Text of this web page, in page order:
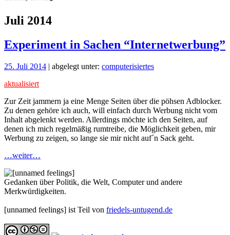
Juli 2014
Experiment in Sachen “Internetwerbung”
25. Juli 2014 | abgelegt unter: computerisiertes
aktualisiert
Zur Zeit jammern ja eine Menge Seiten über die pöhsen Adblocker.
Zu denen gehöre ich auch, will einfach durch Werbung nicht vom
Inhalt abgelenkt werden. Allerdings möchte ich den Seiten, auf
denen ich mich regelmäßig rumtreibe, die Möglichkeit geben, mir
Werbung zu zeigen, so lange sie mir nicht auf´n Sack geht.
…weiter…
Gedanken über Politik, die Welt, Computer und andere
Merkwürdigkeiten.
[unnamed feelings] ist Teil von friedels-untugend.de